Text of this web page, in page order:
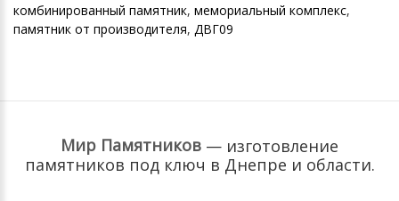
комбинированный памятник, мемориальный комплекс,
памятник от производителя, ДВГ09
Мир Памятников — изготовление
памятников под ключ в Днепре и области.